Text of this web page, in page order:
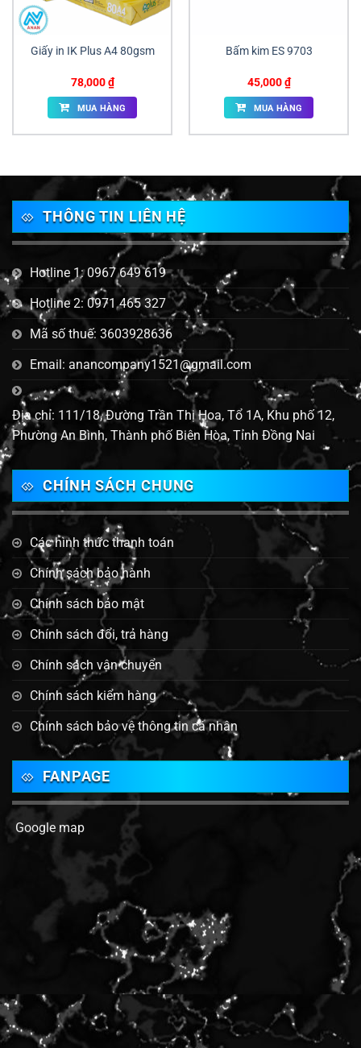
Giấy in IK Plus A4 80gsm
78,000₫
MUA HÀNG
Bấm kim ES 9703
45,000₫
MUA HÀNG
THÔNG TIN LIÊN HỆ
Hotline 1: 0967 649 619
Hotline 2: 0971 465 327
Mã số thuế: 3603928636
Email: anancompany1521@gmail.com
Địa chỉ: 111/18, Đường Trần Thị Hoa, Tổ 1A, Khu phố 12,
Phường An Bình, Thành phố Biên Hòa, Tỉnh Đồng Nai
CHÍNH SÁCH CHUNG
Các hình thức thanh toán
Chính sách bảo hành
Chính sách bảo mật
Chính sách đổi, trả hàng
Chính sách vận chuyển
Chính sách kiểm hàng
Chính sách bảo vệ thông tin cá nhân
FANPAGE
Google map